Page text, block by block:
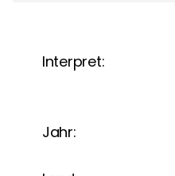
Interpret:
Jahr: